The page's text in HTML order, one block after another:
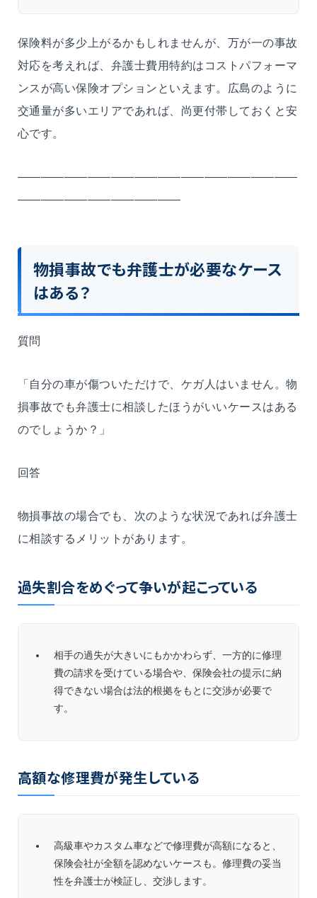
保険料が多少上がるかもしれませんが、万が一の事故
対応を考えれば、弁護士費用特約はコストパフォーマ
ンスが高い保険オプションといえます。広島のように
交通量が多いエリアであれば、尚更付帯しておくと安
心です。
――――――――――――――――――――――――
――――――――――――――
物損事故でも弁護士が必要なケース
はある？
質問
「自分の車が傷ついただけで、ケガ人はいません。物
損事故でも弁護士に相談したほうがいいケースはある
のでしょうか？」
回答
物損事故の場合でも、次のような状況であれば弁護士
に相談するメリットがあります。
過失割合をめぐって争いが起こっている
相手の過失が大きいにもかかわらず、一方的に修理
費の請求を受けている場合や、保険会社の提示に納
得できない場合は法的根拠をもとに交渉が必要で
す。
高額な修理費が発生している
高級車やカスタム車などで修理費が高額になると、
保険会社が全額を認めないケースも。修理費の妥当
性を弁護士が検証し、交渉します。